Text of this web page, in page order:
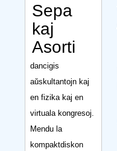
Sepa
kaj
Asorti
dancigis
aŭskultantojn kaj
en fizika kaj en
virtuala kongresoj.
Mendu la
kompaktdiskon